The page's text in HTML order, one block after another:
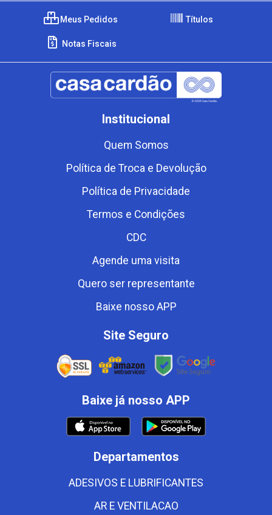
Meus Pedidos Títulos
Notas Fiscais
Institucional
Quem Somos
Política de Troca e Devolução
Política de Privacidade
Termos e Condições
CDC
Agende uma visita
Quero ser representante
Baixe nosso APP
Site Seguro
Baixe já nosso APP
Departamentos
ADESIVOS E LUBRIFICANTES
AR E VENTILACAO